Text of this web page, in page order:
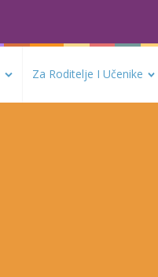
Za Roditelje I Učenike